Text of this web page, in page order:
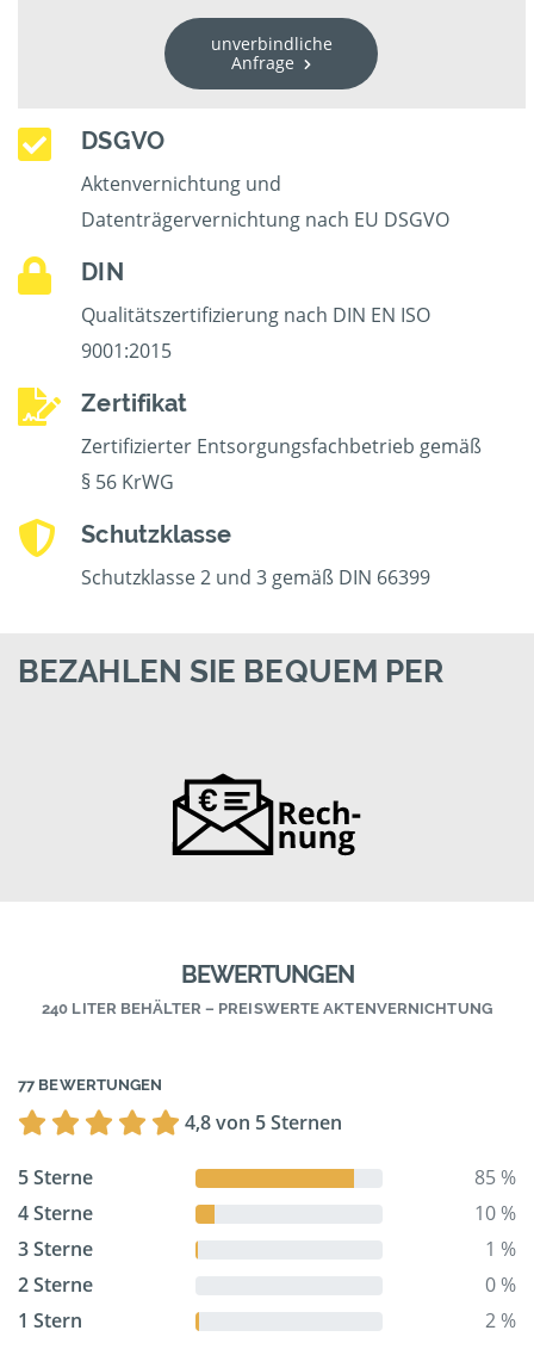
unverbindliche
Anfrage
DSGVO
Aktenvernichtung und
Datenträgervernichtung nach EU DSGVO
DIN
Qualitätszertifizierung nach DIN EN ISO
9001:2015
Zertifikat
Zertifizierter Entsorgungsfachbetrieb gemäß
§ 56 KrWG
Schutzklasse
Schutzklasse 2 und 3 gemäß DIN 66399
BEZAHLEN SIE BEQUEM PER
BEWERTUNGEN
240 LITER BEHÄLTER – PREISWERTE AKTENVERNICHTUNG
77 BEWERTUNGEN
4,8 von 5 Sternen
5 Sterne
85 %
4 Sterne
10 %
3 Sterne
1 %
2 Sterne
0 %
1 Stern
2 %